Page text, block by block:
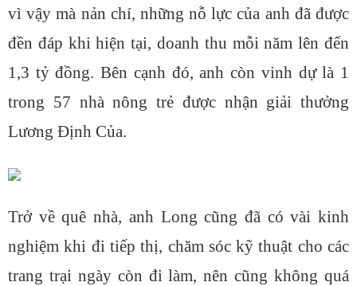
vì vậy mà nản chí, những nỗ lực của anh đã được
đền đáp khi hiện tại, doanh thu mỗi năm lên đến
1,3 tỷ đồng. Bên cạnh đó, anh còn vinh dự là 1
trong 57 nhà nông trẻ được nhận giải thưởng
Lương Định Của.
Trở về quê nhà, anh Long cũng đã có vài kinh
nghiệm khi đi tiếp thị, chăm sóc kỹ thuật cho các
trang trại ngày còn đi làm, nên cũng không quá